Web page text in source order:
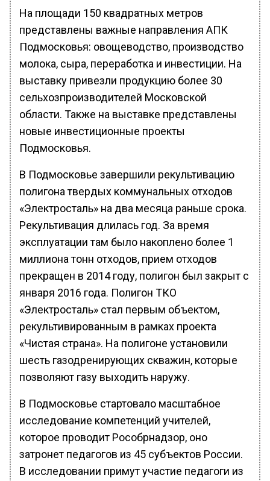
На площади 150 квадратных метров
представлены важные направления АПК
Подмосковья: овощеводство, производство
молока, сыра, переработка и инвестиции. На
выставку привезли продукцию более 30
сельхозпроизводителей Московской
области. Также на выставке представлены
новые инвестиционные проекты
Подмосковья.
В Подмосковье завершили рекультивацию
полигона твердых коммунальных отходов
«Электросталь» на два месяца раньше срока.
Рекультивация длилась год. За время
эксплуатации там было накоплено более 1
миллиона тонн отходов, прием отходов
прекращен в 2014 году, полигон был закрыт с
января 2016 года. Полигон ТКО
«Электросталь» стал первым объектом,
рекультивированным в рамках проекта
«Чистая страна». На полигоне установили
шесть газодренирующих скважин, которые
позволяют газу выходить наружу.
В Подмосковье стартовало масштабное
исследование компетенций учителей,
которое проводит Рособрнадзор, оно
затронет педагогов из 45 субъектов России.
В исследовании примут участие педагоги из